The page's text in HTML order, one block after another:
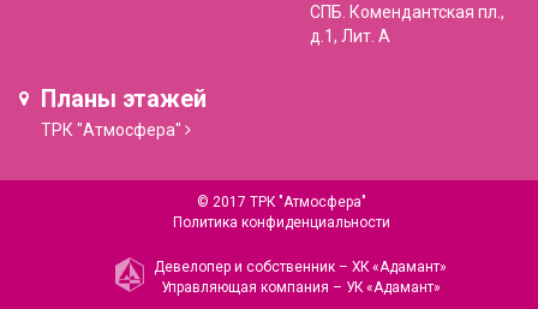
СПБ. Комендантская пл.,
д.1, Лит. А
Планы этажей
ТРК "Атмосфера"
© 2017 ТРК "Атмосфера"
Политика конфиденциальности
Девелопер и собственник – ХК «Адамант»
Управляющая компания – УК «Адамант»